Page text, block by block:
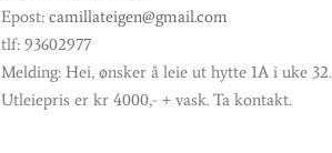
Epost: camillateigen@gmail.com
tlf: 93602977
Melding: Hei, ønsker å leie ut hytte 1A i uke 32.
Utleiepris er kr 4000,- + vask. Ta kontakt.